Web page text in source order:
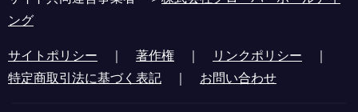
ング
サイトポリシー ｜ 著作権 ｜ リンクポリシー ｜
特定商取引法に基づく表記 ｜ お問い合わせ